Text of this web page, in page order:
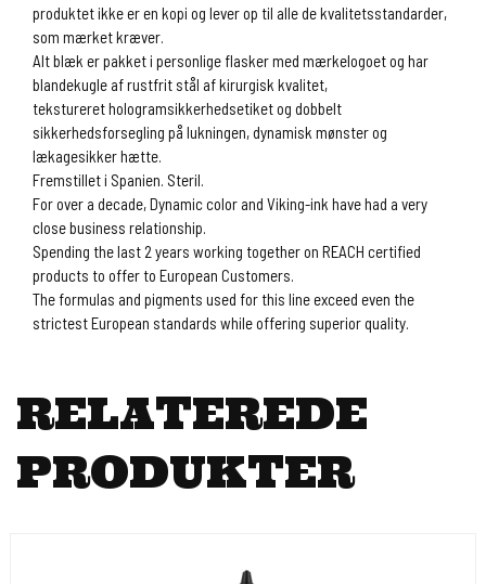
produktet ikke er en kopi og lever op til alle de kvalitetsstandarder,
som mærket kræver.
Alt blæk er pakket i personlige flasker med mærkelogoet og har
blandekugle af rustfrit stål af kirurgisk kvalitet,
tekstureret hologramsikkerhedsetiket og dobbelt
sikkerhedsforsegling på lukningen, dynamisk mønster og
lækagesikker hætte.
Fremstillet i Spanien. Steril.
For over a decade, Dynamic color and Viking-ink have had a very
close business relationship.
Spending the last 2 years working together on REACH certified
products to offer to European Customers.
The formulas and pigments used for this line exceed even the
strictest European standards while offering superior quality.
RELATEREDE
PRODUKTER